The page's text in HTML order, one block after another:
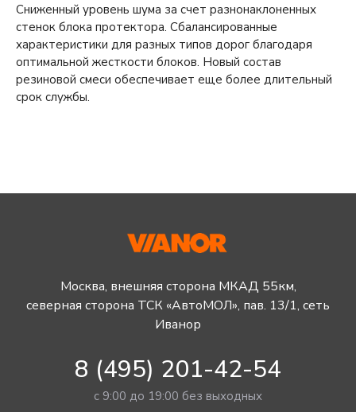
Сниженный уровень шума за счет разнонаклоненных
стенок блока протектора. Сбалансированные
характеристики для разных типов дорог благодаря
оптимальной жесткости блоков. Новый состав
резиновой смеси обеспечивает еще более длительный
срок службы.
Москва, внешняя сторона МКАД 55км,
северная сторона ТСК «АвтоМОЛ», пав. 13/1, сеть
Иванор
8 (495) 201-42-54
с 9:00 до 19:00 без выходных